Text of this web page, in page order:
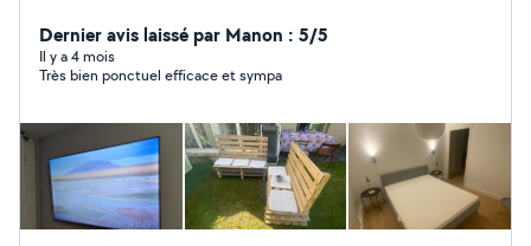
métier une polyvalence avec les qualités propres au
statut qui est le nôtre. Mes compétences : petit
bricolage, peintures et finitions d'intérieur, montage de
moyennes surfaces. Je dispose de pas mal de petits
matériels de bricolage et nettoyage (karcher) mais
également d'un van 9 places pour transport de
personnes et de matériels. Compétences en rh et
secrétariat pour création de CV dans les règles de l'art.
Dernier avis laissé par Manon : 5/5
Il y a 4 mois
Très bien ponctuel efficace et sympa